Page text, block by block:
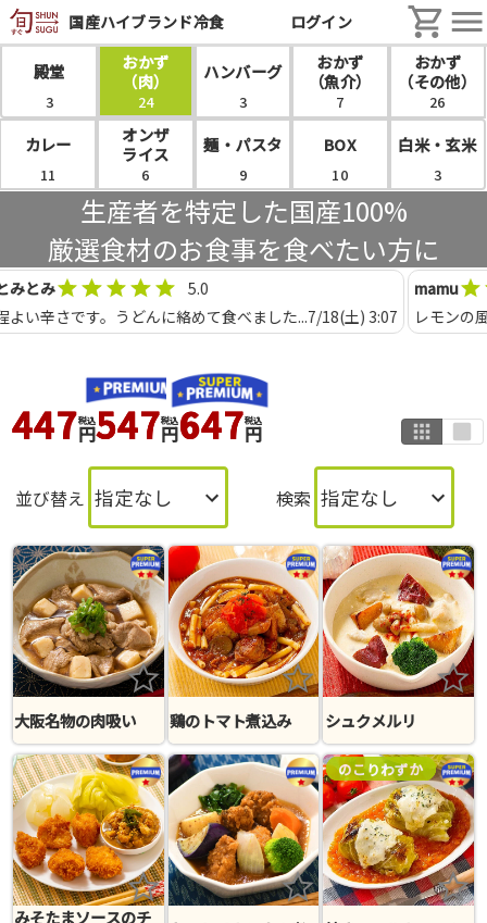
国産ハイブランド冷食 ログイン
殿堂
3
おかず
（肉）
24
ハンバーグ
3
おかず
（魚介）
7
おかず
（その他）
26
カレー
11
オンザ
ライス
6
麺・パスタ
9
BOX
10
白米・玄米
3
生産者を特定した国産100%
厳選食材のお食事を食べたい方に
み
5.0
辛さです。うどんに絡めて食べました...7/18(土) 3:07
mamu
レモンの風味
447税込
円547税込
円647税込
円
並び替え 指定なし 検索 指定なし
大阪名物の肉吸い 鶏のトマト煮込み シュクメルリ
みそたまソースのチ
のこりわずか